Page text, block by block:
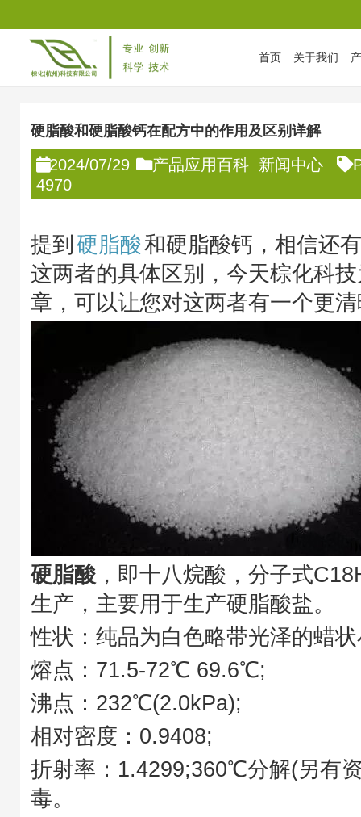
首页 关于我们
首页/新闻中心 /产品应用百科
硬脂酸和硬脂酸钙在配方中的作用及区别详解
2024/07/29 产品应用百科 新闻中心
4970
提到 硬脂酸和硬脂酸钙，相信还
这两者的具体区别，今天棕化科
章，可以让您对这两者有一个更
硬脂酸 ，即十八烷酸，分子式
生产，主要用于生产硬脂酸盐。
性状：纯品为白色略带光泽的蜡
熔点：71.5-72℃ 69.6℃;
沸点：232℃(2.0kPa);
相对密度：0.9408;
折射率：1.4299;360℃分解(另有
毒。